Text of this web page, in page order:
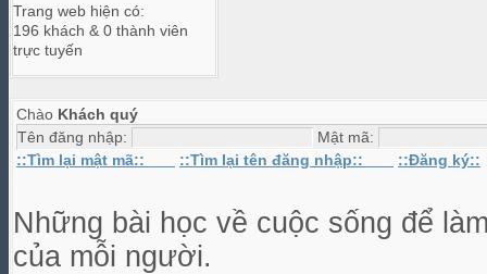
Trang web hiện có:
196 khách & 0 thành viên
trực tuyến
Chào Khách quý
Tên đăng nhập:
Mật mã:
::Tìm lại mật mã::
::Tìm lại tên đăng nhập:: ::Đăng ký::
Những bài học về cuộc sống để
của mỗi người.